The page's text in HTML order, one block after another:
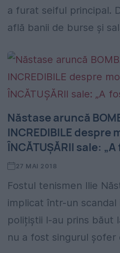
a furat seiful principal.
află banii de burse și
Năstase aruncă
INCREDIBILE despre
ÎNCĂTUȘĂRII sale:
27 MAI 2018
Fostul tenismen Ilie
implicat într-un scandal
polițiștii l-au prins băut
nu a fost singurul șofer